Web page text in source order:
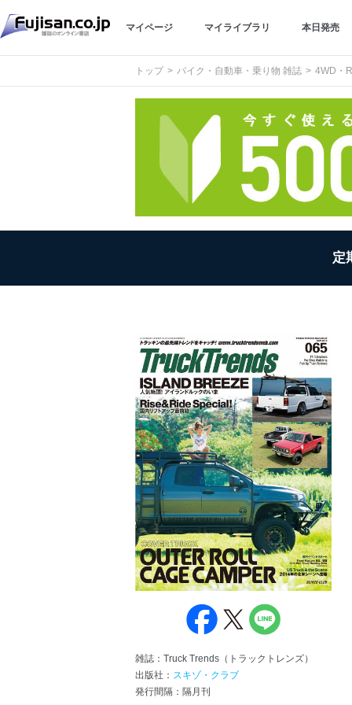
マイページ マイライブラリ 本日発売
トップ バイク・自動車・乗り物 雑誌 4WD・
定
雑誌：Truck Trends（トラックトレンズ）
出版社： スキゾ・クラブ
発行間隔：隔月刊